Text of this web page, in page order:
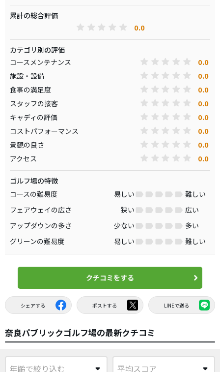
累計の総合評価
0.0
カテゴリ別の評価
コースメンテナンス
0.0
施設・設備 0.0
食事の満足度 0.0
スタッフの接客 0.0
キャディの評価 0.0
コストパフォーマンス 0.0
景観の良さ 0.0
アクセス 0.0
ゴルフ場の特徴
コースの難易度
易しい
難しい
フェアウェイの広さ
狭い
広い
アップダウンの多さ
少ない
多い
グリーンの難易度
易しい 難しい
クチコミをする
シェアする ポストする LINEで送る
奈良パブリックゴルフ場の最新クチコミ